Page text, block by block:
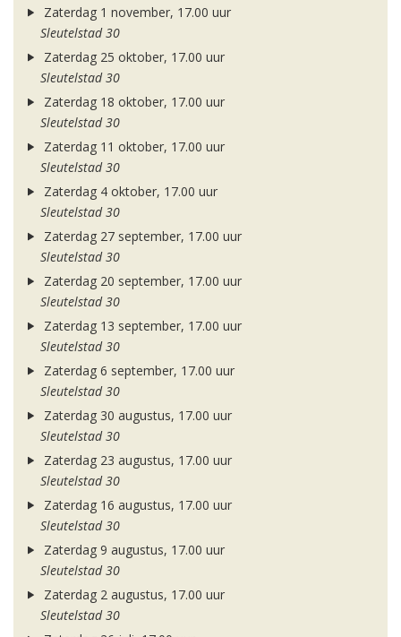
Zaterdag 1 november, 17.00 uur
Sleutelstad 30
Zaterdag 25 oktober, 17.00 uur
Sleutelstad 30
Zaterdag 18 oktober, 17.00 uur
Sleutelstad 30
Zaterdag 11 oktober, 17.00 uur
Sleutelstad 30
Zaterdag 4 oktober, 17.00 uur
Sleutelstad 30
Zaterdag 27 september, 17.00 uur
Sleutelstad 30
Zaterdag 20 september, 17.00 uur
Sleutelstad 30
Zaterdag 13 september, 17.00 uur
Sleutelstad 30
Zaterdag 6 september, 17.00 uur
Sleutelstad 30
Zaterdag 30 augustus, 17.00 uur
Sleutelstad 30
Zaterdag 23 augustus, 17.00 uur
Sleutelstad 30
Zaterdag 16 augustus, 17.00 uur
Sleutelstad 30
Zaterdag 9 augustus, 17.00 uur
Sleutelstad 30
Zaterdag 2 augustus, 17.00 uur
Sleutelstad 30